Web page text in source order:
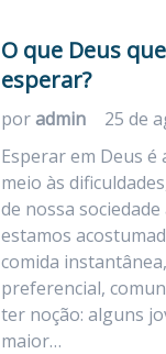
O que Deus
esperar?
poradmin
25 de
Esperar em Deus é
meio às
de nossa
estamos
comida
preferencial,
ter noção: alguns
maior…